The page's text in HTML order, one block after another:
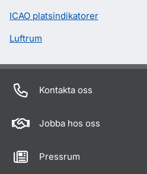
ICAO platsindikatorer
Luftrum
Kontakta oss
Jobba hos oss
Pressrum